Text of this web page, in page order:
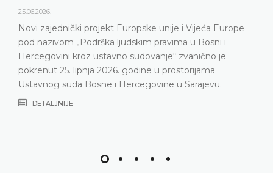
Europe
Ustavnog suda u 2025. godini, ali i izazovi s
Ustavni sud suočava posljednjih godina,
nepopunjenosti sudačkog sastava
DETALJNIJE